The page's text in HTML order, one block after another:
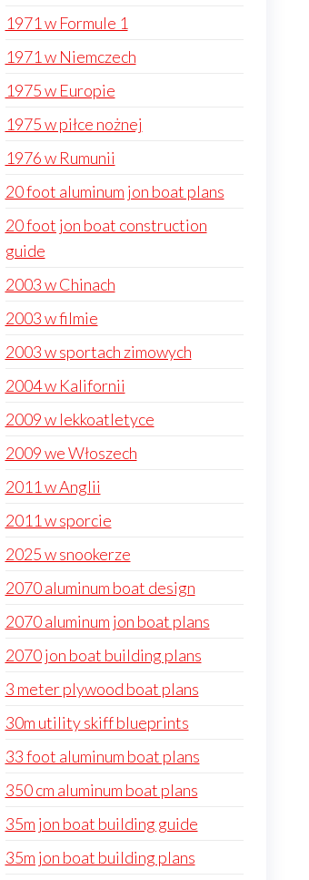
1971 w Formule 1
1971 w Niemczech
1975 w Europie
1975 w piłce nożnej
1976 w Rumunii
20 foot aluminum jon boat plans
20 foot jon boat construction
guide
2003 w Chinach
2003 w filmie
2003 w sportach zimowych
2004 w Kalifornii
2009 w lekkoatletyce
2009 we Włoszech
2011 w Anglii
2011 w sporcie
2025 w snookerze
2070 aluminum boat design
2070 aluminum jon boat plans
2070 jon boat building plans
3 meter plywood boat plans
30m utility skiff blueprints
33 foot aluminum boat plans
350 cm aluminum boat plans
35m jon boat building guide
35m jon boat building plans